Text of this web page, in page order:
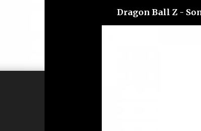
Dragon Ball Z -